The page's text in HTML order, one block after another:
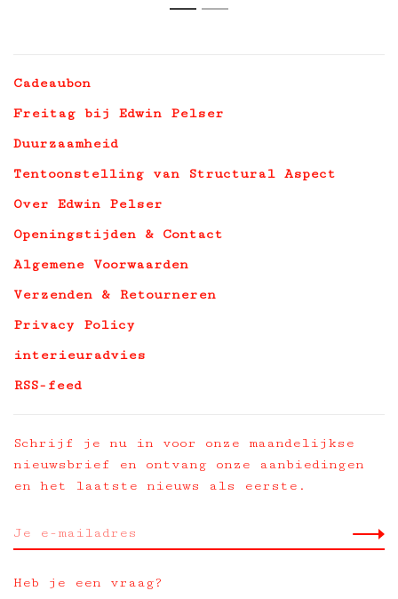
1 2
Cadeaubon
Freitag bij Edwin Pelser
Duurzaamheid
Tentoonstelling van Structural Aspect
Over Edwin Pelser
Openingstijden & Contact
Algemene Voorwaarden
Verzenden & Retourneren
Privacy Policy
interieuradvies
RSS-feed
Schrijf je nu in voor onze maandelijkse
nieuwsbrief en ontvang onze aanbiedingen
en het laatste nieuws als eerste.
Heb je een vraag?